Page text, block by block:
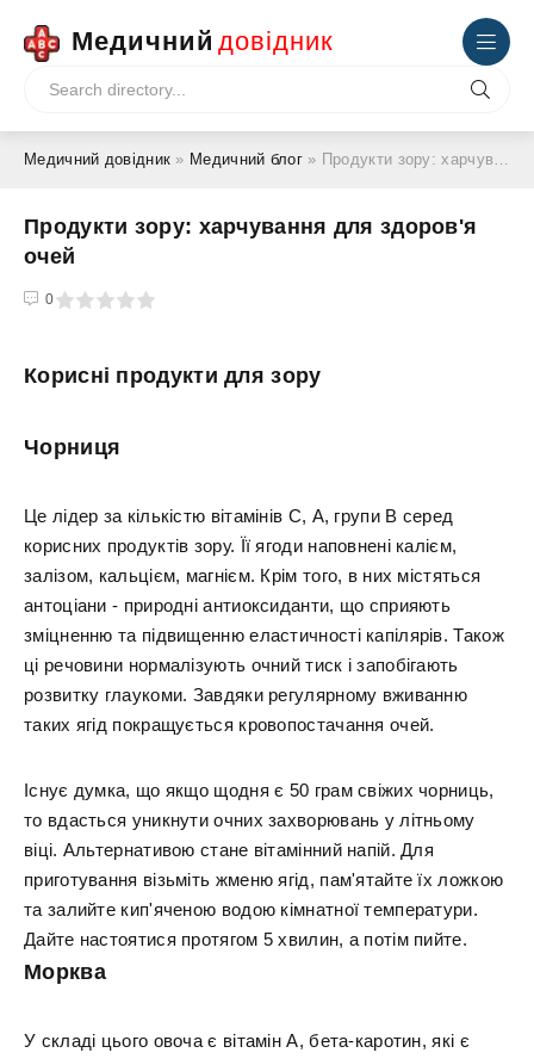
Медичний довідник
Медичний довідник » Медичний блог» Продукти зору: харчування для здоров'я очей
Продукти зору: харчування для здоров'я
очей
0
5
Корисні продукти для зору
Чорниця
Це лідер за кількістю вітамінів С, А, групи В серед
корисних продуктів зору. Її ягоди наповнені калієм,
залізом, кальцієм, магнієм. Крім того, в них містяться
антоціани - природні антиоксиданти, що сприяють
зміцненню та підвищенню еластичності капілярів. Також
ці речовини нормалізують очний тиск і запобігають
розвитку глаукоми. Завдяки регулярному вживанню
таких ягід покращується кровопостачання очей.
Існує думка, що якщо щодня є 50 грам свіжих чорниць,
то вдасться уникнути очних захворювань у літньому
віці. Альтернативою стане вітамінний напій. Для
приготування візьміть жменю ягід, пам'ятайте їх ложкою
та залийте кип'яченою водою кімнатної температури.
Дайте настоятися протягом 5 хвилин, а потім пийте.
Морква
У складі цього овоча є вітамін А, бета-каротин, які є